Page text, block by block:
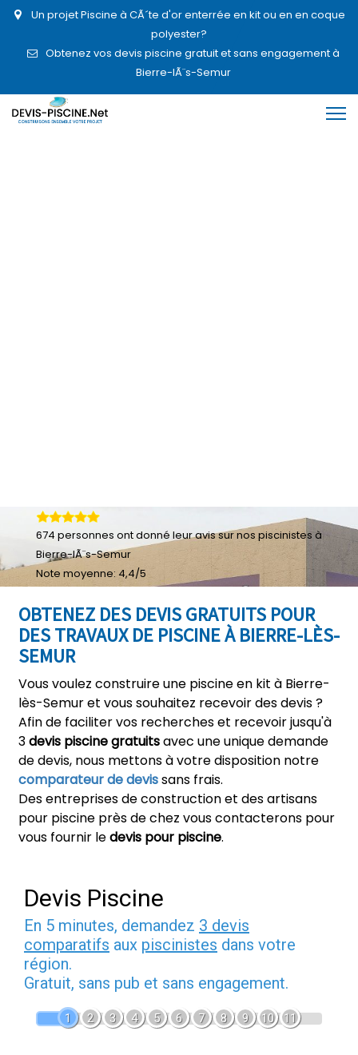
Un projet Piscine à CÃ´te d'or enterrée en kit ou en en coque
polyester?
Obtenez vos devis piscine gratuit et sans engagement à
Bierre-lÃ¨s-Semur
OBTENEZ DES DEVIS GRATUITS POUR
DES TRAVAUX DE PISCINE À BIERRE-LÈS-
SEMUR
Vous voulez construire une piscine en kit à Bierre-
lès-Semur et vous souhaitez recevoir des devis ?
Afin de faciliter vos recherches et recevoir jusqu'à
3devis piscine gratuitsavec une unique demande
de devis, nous mettons à votre disposition notre
comparateur de devissans frais.
Des entreprises de construction et des artisans
pour piscine près de chez vous contacterons pour
vous fournir ledevis pour piscine.
674 personnes ont donné leuravis sur nos piscinistes à
Bierre-lÃ¨s-Semur
Note moyenne: 4,4/5
Devis Piscine
En 5 minutes, demandez 3 devis
comparatifs aux piscinistes dans votre
région.
Gratuit, sans pub et sans engagement.
1 2 3 4 5 6 7 8 9 10 11